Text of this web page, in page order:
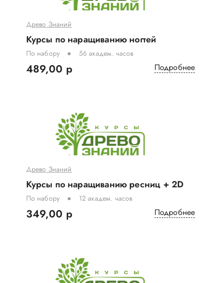
Древо Знаний
Курсы по наращиванию ногтей
По набору 56 академ. часов
489,00 р Подробнее
Древо Знаний
Курсы по наращиванию ресниц + 2D
По набору 12 академ. часов
349,00 р Подробнее